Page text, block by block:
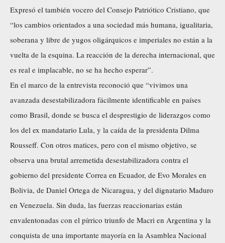
Expresó el también vocero del Consejo Patriótico Cristiano, que
“los cambios orientados a una sociedad más humana, igualitaria,
soberana y libre de yugos oligárquicos e imperiales no están a la
vuelta de la esquina. La reacción de la derecha internacional, que
es real e implacable, no se ha hecho esperar”.
En el marco de la entrevista reconoció que “vivimos una
avanzada desestabilizadora fácilmente identificable en países
como Brasil, donde se busca el desprestigio de liderazgos como
los del ex mandatario Lula, y la caída de la presidenta Dilma
Rousseff. Con otros matices, pero con el mismo objetivo, se
observa una brutal arremetida desestabilizadora contra el
gobierno del presidente Correa en Ecuador, de Evo Morales en
Bolivia, de Daniel Ortega de Nicaragua, y del dignatario Maduro
en Venezuela. Sin duda, las fuerzas reaccionarias están
envalentonadas con el pírrico triunfo de Macri en Argentina y la
conquista de una importante mayoría en la Asamblea Nacional